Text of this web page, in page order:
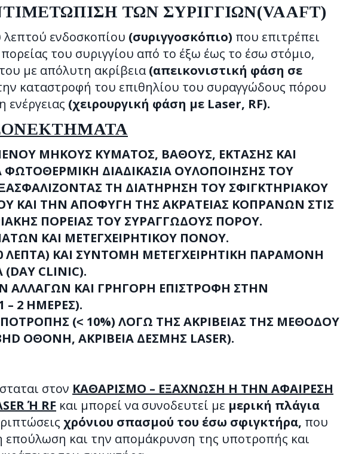
ΤΩΝ ΣΥΡΙΓΓΙΩΝ(VAAFT)
λεπτού ενδοσκοπίου (συριγγοσκόπιο) που επιτρέπει
του συριγγίου από το έξω έως το έσω στόμιο,
με απόλυτη ακρίβεια(απεικονιστική φάση σε
καταστροφή του επιθηλίου του συραγγώδους πόρου
ενέργειας (χειρουργική φάση με Laser, RF).
ΜΗΚΟΥΣ ΚΥΜΑΤΟΣ, ΒΑΘΟΥΣ, ΕΚΤΑΣΗΣ ΚΑΙ
ΦΩΤΟΘΕΡΜΙΚΗ ΔΙΑΔΙΚΑΣΙΑ ΟΥΛΟΠΟΙΗΣΗΣ ΤΟΥ
ΤΗ ΔΙΑΤΗΡΗΣΗ ΤΟΥ ΣΦΙΓΚΤΗΡΙΑΚΟΥ
ΚΑΙ ΤΗΝ ΑΠΟΦΥΓΗ ΤΗΣ ΑΚΡΑΤΕΙΑΣ ΚΟΠΡΑΝΩΝ ΣΤΙΣ
ΠΟΡΕΙΑΣ ΤΟΥ ΣΥΡΑΓΓΩΔΟΥΣ ΠΟΡΟΥ.
ΚΑΙ ΜΕΤΕΓΧΕΙΡΗΤΙΚΟΥ ΠΟΝΟΥ.
ΛΕΠΤΑ) ΚΑΙ ΣΥΝΤΟΜΗ ΜΕΤΕΓΧΕΙΡΗΤΙΚΗ ΠΑΡΑΜΟΝΗ
CLINIC).
ΑΛΛΑΓΩΝ ΚΑΙ ΓΡΗΓΟΡΗ ΕΠΙΣΤΡΟΦΗ ΣΤΗΝ
2 ΗΜΕΡΕΣ).
(˂ 10%) ΛΟΓΩ ΤΗΣ ΑΚΡΙΒΕΙΑΣ ΤΗΣ ΜΕΘΟΔΟΥ
ΟΘΟΝΗ, ΑΚΡΙΒΕΙΑ ΔΕΣΜΗΣ LASER).
στον ΚΑΘΑΡΙΣΜΟ – ΕΞΑΧΝΩΣΗ Η ΤΗΝ ΑΦΑΙΡΕΣΗ
Ή RF και μπορεί να συνοδευτεί με μερική πλάγια
χρόνιου σπασμού του έσω σφιγκτήρα, που
επούλωση και την απομάκρυνση της υποτροπής και